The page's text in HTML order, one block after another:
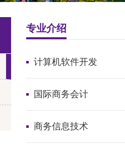
专业介绍
计算机软件开发
国际商务会计
商务信息技术